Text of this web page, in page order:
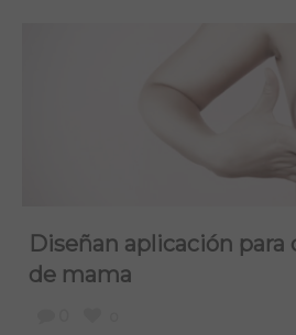
Diseñan aplicación
de mama